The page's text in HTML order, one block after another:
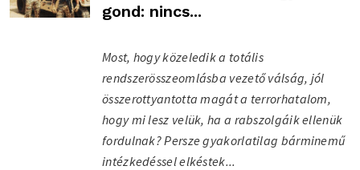
gond: nincs...
Most, hogy közeledik a totális
rendszerösszeomlásba vezető válság, jól
összerottyantotta magát a terrorhatalom,
hogy mi lesz velük, ha a rabszolgáik ellenük
fordulnak? Persze gyakorlatilag bárminemű
intézkedéssel elkéstek...